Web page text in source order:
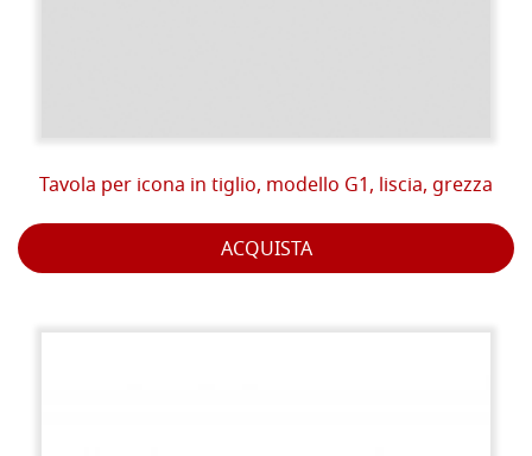
Tavola per icona in tiglio, modello G1, liscia, grezza
ACQUISTA